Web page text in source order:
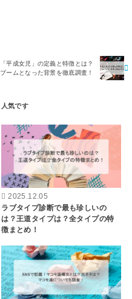
「平成女児」の定義と特徴とは？
ブームとなった背景を徹底調査！
2025.12.05
ラブタイプ診断で最も珍しいの
は？王道タイプは？全タイプの特
徴まとめ！